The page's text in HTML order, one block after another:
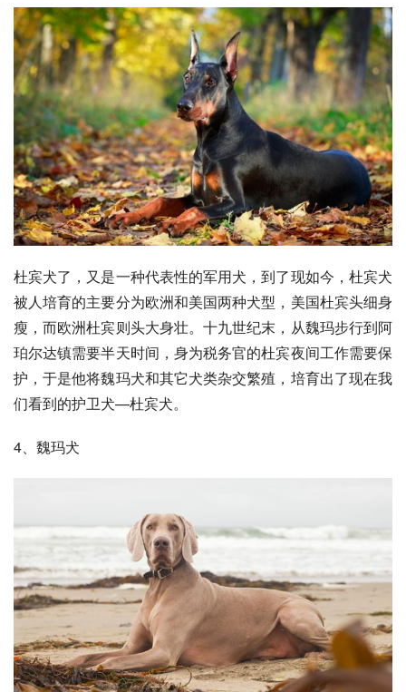
杜宾犬了，又是一种代表性的军用犬，到了现如今，杜宾犬
被人培育的主要分为欧洲和美国两种犬型，美国杜宾头细身
瘦，而欧洲杜宾则头大身壮。十九世纪末，从魏玛步行到阿
珀尔达镇需要半天时间，身为税务官的杜宾夜间工作需要保
护，于是他将魏玛犬和其它犬类杂交繁殖，培育出了现在我
们看到的护卫犬—杜宾犬。
4、魏玛犬